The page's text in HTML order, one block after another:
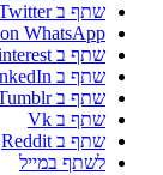
שתף ב Twitter
WhatsApp
שתף ב Pinterest
שתף ב LinkedIn
שתף ב Tumblr
שתף ב Vk
שתף ב Reddit
לשתף במייל